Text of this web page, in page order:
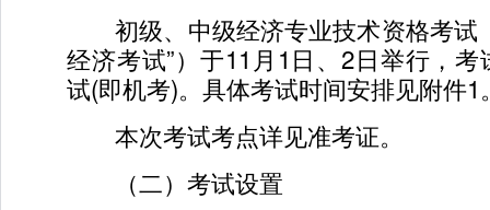
初级、中级经济专业技术资格考试
经济考试”）于11月1日、2日举行，
试(即机考)。具体考试时间安排见附件1
本次考试考点详见准考证。
（二）考试设置